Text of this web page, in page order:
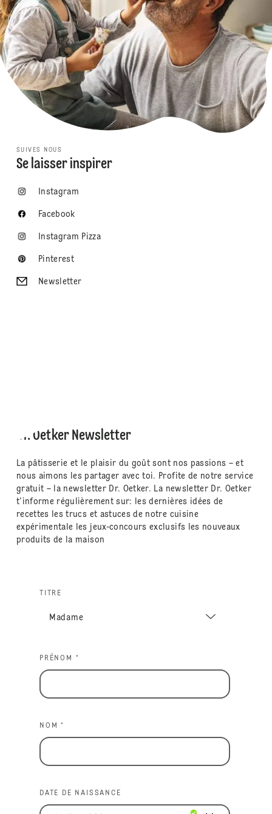
SUIVES NOUS
Se laisser inspirer
Instagram
Facebook
Instagram Pizza
Pinterest
Newsletter
Dr. Oetker Newsletter
La pâtisserie et le plaisir du goût sont nos passions – et
nous aimons les partager avec toi. Profite de notre service
gratuit – la newsletter Dr. Oetker. La newsletter Dr. Oetker
t'informe régulièrement sur: les dernières idées de
recettes les trucs et astuces de notre cuisine
expérimentale les jeux-concours exclusifs les nouveaux
produits de la maison
TITRE
PRÉNOM *
NOM *
DATE DE NAISSANCE